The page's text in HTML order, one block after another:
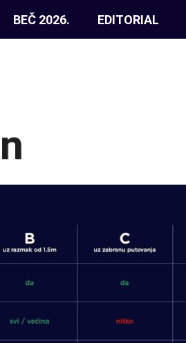
BEČ 2026. EDITORIAL